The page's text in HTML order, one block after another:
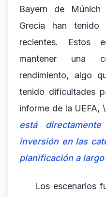
Bayern de
Grecia han tenido
recientes. Estos
mantener una
rendimiento, algo
tenido dificultades
informe de la UEFA, \
está
inversión en las
planificación a
Los escenarios